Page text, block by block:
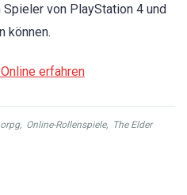
von PlayStation 4 und
können.
erfahren
, Online-Rollenspiele, The Elder